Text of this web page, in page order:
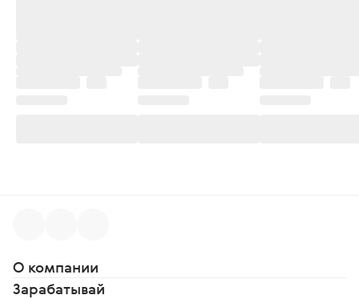
О компании
Зарабатывай